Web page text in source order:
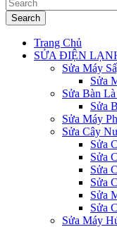
Search
Trang Chủ
SỬA ĐIỆN
Sửa Máy
Sửa
Sửa Bàn
Sửa
Sửa Máy
Sửa Cây
Sửa
Sửa
Sửa
Sửa
Sửa
Sửa
Sửa Máy